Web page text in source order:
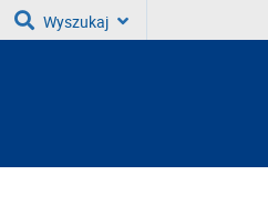
Wyszukaj